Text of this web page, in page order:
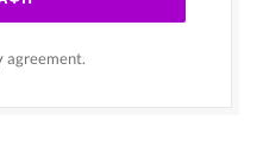
agreement.